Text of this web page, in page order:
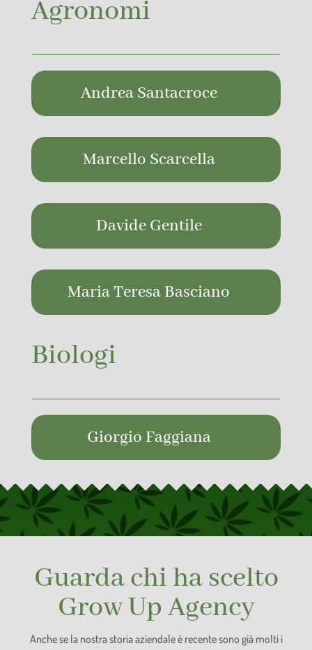
Agronomi
Andrea Santacroce
Marcello Scarcella
Davide Gentile
Maria Teresa Basciano
Biologi
Giorgio Faggiana
Guarda chi ha scelto
Grow Up Agency
Anche se la nostra storia aziendale è recente sono già molti i